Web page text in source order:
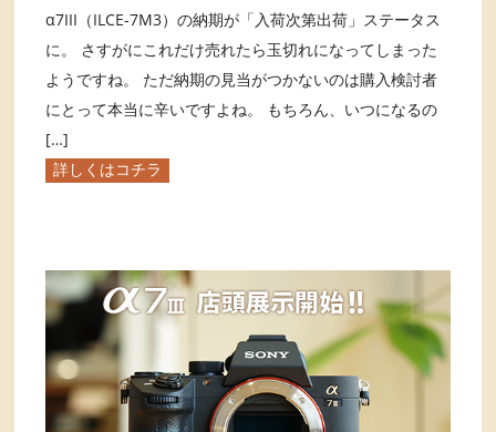
α7III（ILCE-7M3）の納期が「入荷次第出荷」ステータス
に。 さすがにこれだけ売れたら玉切れになってしまった
ようですね。 ただ納期の見当がつかないのは購入検討者
にとって本当に辛いですよね。 もちろん、いつになるの
[…]
詳しくはコチラ